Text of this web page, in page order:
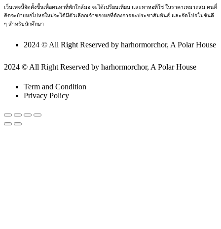
เว็บเพจนี้จัดตั้งขึ้นเพื่อคนหาที่พักใกล้มอ จะได้เปรียบเทียบ และหาหอที่ใช่ ในราคาเหมาะสม คนที่
คิดจะย้ายหอไปหอใหม่จะได้มีตัวเลือกเจ้าของหอที่ต้องการจะประชาสัมพันธ์ และจัดโปรโมชันดี
ๆ สำหรับนักศึกษา
2024 © All Right Reserved by harhormorchor, A Polar House
2024 © All Right Reserved by harhormorchor, A Polar House
Term and Condition
Privacy Policy